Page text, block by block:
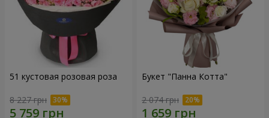
51 кустовая розовая роза
8 227 грн
Букет "Панна Котта"
2 074 грн